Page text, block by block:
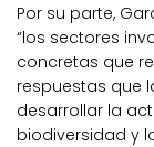
Por su parte,
“los sectores
concretas que
respuestas que
desarrollar la
biodiversidad y